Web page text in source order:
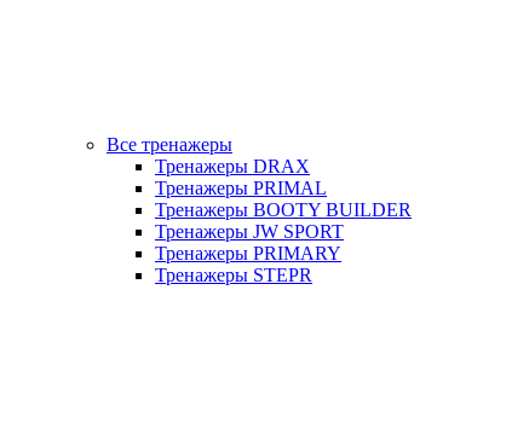
Все тренажеры
Тренажеры DRAX
Тренажеры PRIMAL
Тренажеры BOOTY BUILDER
Тренажеры JW SPORT
Тренажеры PRIMARY
Тренажеры STEPR